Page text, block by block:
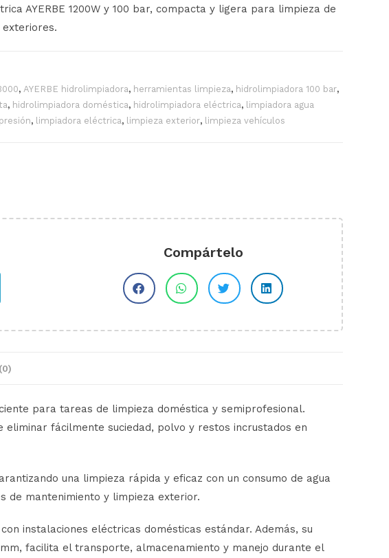
AYERBE 1200W y 100 bar, compacta y ligera para limpieza de
, AYERBE hidrolimpiadora, herramientas limpieza, hidrolimpiadora 100 bar,
, hidrolimpiadora doméstica, hidrolimpiadora eléctrica, limpiadora agua
, limpiadora eléctrica, limpieza exterior, limpieza vehículos
Compártelo
para tareas de limpieza doméstica y semiprofesional.
fácilmente suciedad, polvo y restos incrustados en
una limpieza rápida y eficaz con un consumo de agua
de mantenimiento y limpieza exterior.
instalaciones eléctricas domésticas estándar. Además, su
facilita el transporte, almacenamiento y manejo durante el